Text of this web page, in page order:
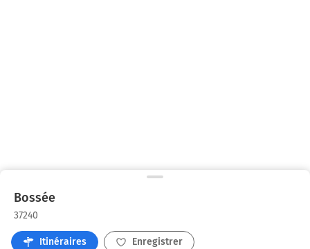
Bossée
37240
Itinéraires Enregistrer